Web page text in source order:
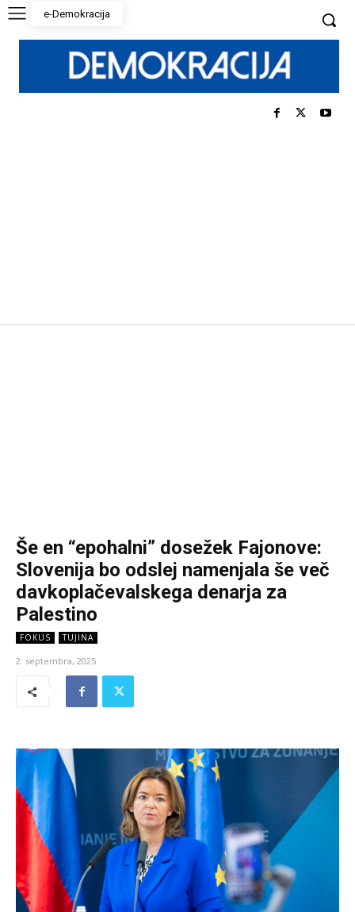
e-Demokracija
Še en “epohalni” dosežek Fajonove:
Slovenija bo odslej namenjala še več
davkoplačevalskega denarja za
Palestino
FOKUS TUJINA
2. septembra, 2025